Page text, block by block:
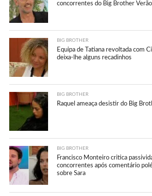
concorrentes do Big Brother Verão
BIG BROTHER
Equipa de Tatiana revoltada com
deixa-lhe alguns recadinhos
BIG BROTHER
Raquel ameaça desistir do Big
BIG BROTHER
Francisco Monteiro critica
concorrentes após comentário
sobre Sara